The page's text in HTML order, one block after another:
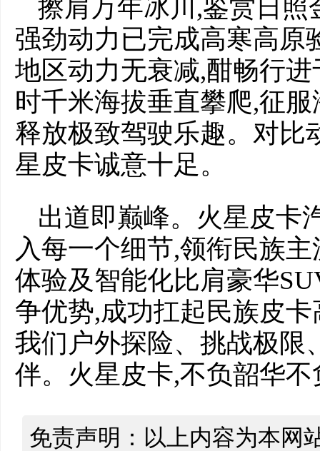
擦肩万年冰川,鉴赏日
强劲动力已完成高寒高原
地区动力无衰减,酣畅行
时千米海拔垂直攀爬,征
释放极致驾驶乐趣。对比
星皮卡诚意十足。
出道即巅峰。火星皮卡
入每一个细节,领衔民族
体验及智能化比肩豪华
争优势,成功扛起民族皮
我们户外探险、挑战极限
伴。火星皮卡,不负韶华不
免责声明：以上内容为本网